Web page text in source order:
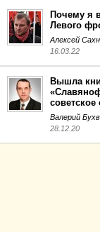
Почему я
Левого
Алексей
16.03.22
Вышла
советское
Валерий
28.12.20